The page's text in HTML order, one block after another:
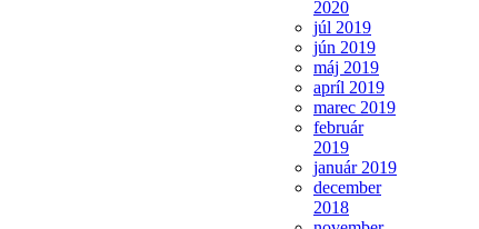
2020
júl 2019
jún 2019
máj 2019
apríl 2019
marec 2019
február
2019
január 2019
december
2018